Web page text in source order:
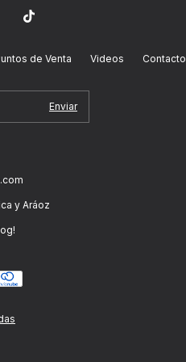
de Venta Videos Contacto
y Aráoz